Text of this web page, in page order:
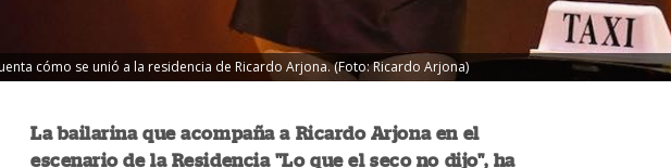
cómo se unió a la residencia de Ricardo Arjona. (Foto: Ricardo Arjona)
La bailarina que acompaña a Ricardo Arjona en el
escenario de la Residencia "Lo que el seco no dijo", ha